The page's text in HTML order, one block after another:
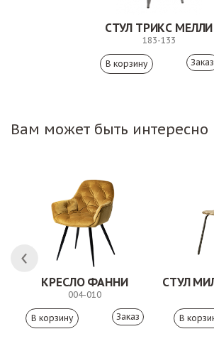
СТУЛ ТРИКС МЕЛЛИ
183-133
Заказ
Вам может быть интересно
КРЕСЛО ФАННИ
004-010
Заказ